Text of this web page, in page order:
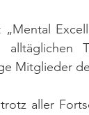
Mitglieder
aller